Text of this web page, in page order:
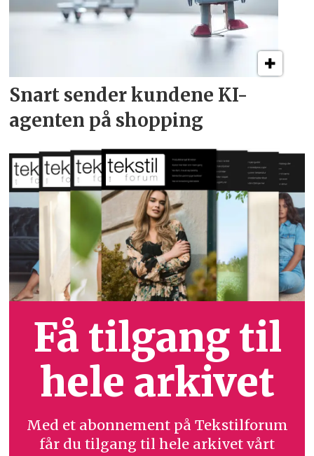
Snart sender kundene KI-
agenten på shopping
Få tilgang til
hele arkivet
Med et abonnement på Tekstilforum
får du tilgang til hele arkivet vårt